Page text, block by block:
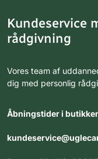
Kundeservice
rådgivning
Vores team af
dig med personlig
Åbningstider i